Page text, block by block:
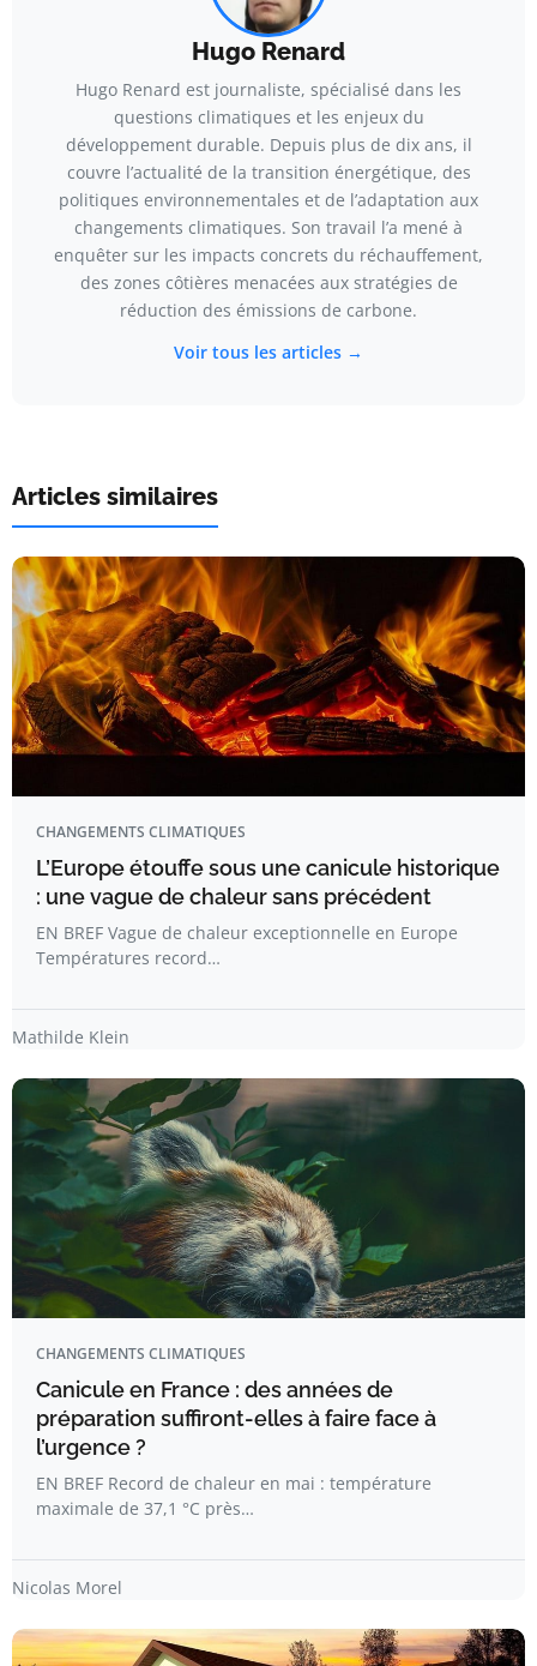
Hugo Renard
Hugo Renard est journaliste, spécialisé dans les
questions climatiques et les enjeux du
développement durable. Depuis plus de dix ans, il
couvre l’actualité de la transition énergétique, des
politiques environnementales et de l’adaptation aux
changements climatiques. Son travail l’a mené à
enquêter sur les impacts concrets du réchauffement,
des zones côtières menacées aux stratégies de
réduction des émissions de carbone.
Voir tous les articles →
Articles similaires
CHANGEMENTS CLIMATIQUES
L’Europe étouffe sous une canicule historique
: une vague de chaleur sans précédent
EN BREF Vague de chaleur exceptionnelle en Europe
Températures record…
Mathilde Klein
CHANGEMENTS CLIMATIQUES
Canicule en France : des années de
préparation suffiront-elles à faire face à
l’urgence ?
EN BREF Record de chaleur en mai : température
maximale de 37,1 °C près…
Nicolas Morel